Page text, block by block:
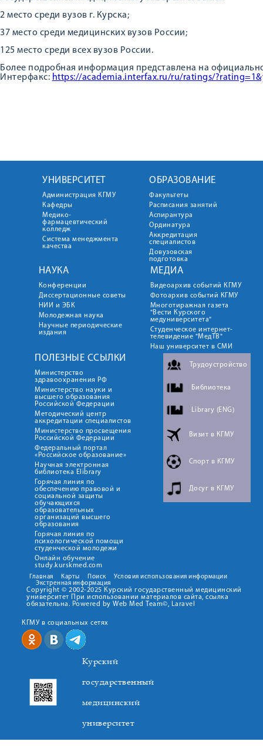
2 место среди вузов г. Курска;
37 место среди медицинских вузов России;
125 место среди всех вузов России.
Более подробная информация представлена на
Интерфакс: https://academia.interfax.ru/ru/ratings/
УНИВЕРСИТЕТ
Администрация КГМУ
Кафедры
Медико-
фармацевтический
колледж
Система менеджмента
качества
ОБРАЗОВАНИЕ
Факультеты
Расписания занятий
Аспирантура
Ординатура
Аккредитация
специалистов
Довузовская
подготовка
НАУКА
Конференции
Диссертационные советы
НИИ и ЭБК
Молодежная наука
Научные периодические
издания
МЕДИА
Видеоархив событий КГМУ
Фотоархив событий КГМУ
Многотиражная газета
"Вести Курского
медуниверситета"
Студенческое интернет-
телевидение "МедТВ"
Наш университет в СМИ
ПОЛЕЗНЫЕ ССЫЛКИ
Министерство
здравоохранения РФ
Министерство науки и
высшего образования
Российской Федерации
Методический центр
аккредитации специалистов
Министерство просвещения
Российской Федерации
Федеральный портал
«Российское образование»
Научная электронная
библиотека Elibrary
Горячая линия по
обеспечению правовой и
социальной защиты
обучающихся
образовательных
организаций высшего
образования
Горячая линия по
психологической помощи
студенческой молодежи
Онлайн обучение
study.kurskmed.com
Трудоустройство
Библиотека
Library (ENG)
Визит в КГМУ
Спорт в КГМУ
Досуг в КГМУ
Главная Карты Поиск
Условия использования информации
Экстренная информация
Copyright © 2002-2025 Курский государственный медицинский
университет При использовании материалов сайта, ссылка
обязательна. Powered by Web Med Team©, Laravel
КГМУ в социальных сетях
Курский
государственный
медицинский
университет